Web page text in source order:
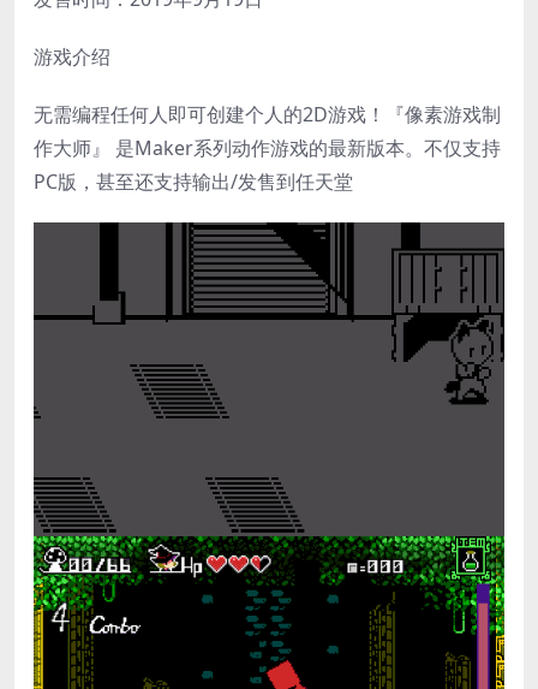
游戏介绍
无需编程任何人即可创建个人的2D游戏！『像素游戏制
作大师』 是Maker系列动作游戏的最新版本。不仅支持
PC版，甚至还支持输出/发售到任天堂